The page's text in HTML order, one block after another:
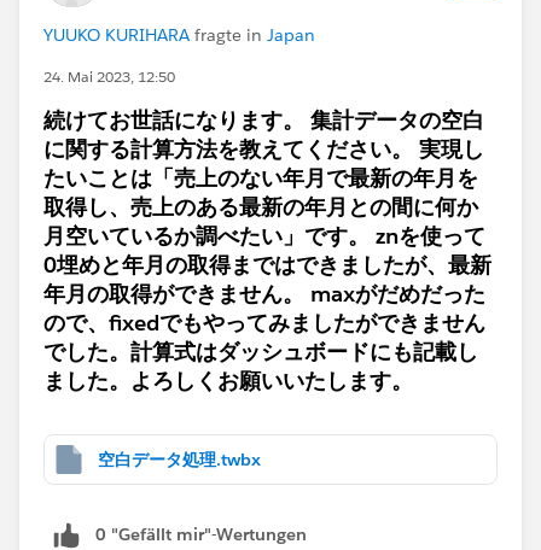
YUUKO KURIHARA fragte in Japan
24. Mai 2023, 12:50
続けてお世話になります。 集計データの空白
に関する計算方法を教えてください。 実現し
たいことは「売上のない年月で最新の年月を
取得し、売上のある最新の年月との間に何か
月空いているか調べたい」です。 znを使って
0埋めと年月の取得まではできましたが、最新
年月の取得ができません。 maxがだめだった
ので、fixedでもやってみましたができません
でした。計算式はダッシュボードにも記載し
ました。よろしくお願いいたします。
空白データ処理.twbx
0 "Gefällt mir"-Wertungen